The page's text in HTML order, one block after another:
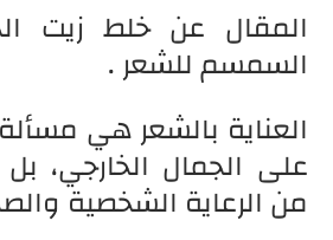
المقال عن خلط زيت
السمسم للشعر .
العناية بالشعر هي
على الجمال الخارجي،
من الرعاية الشخصية